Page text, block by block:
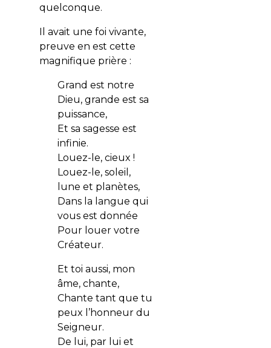
quelconque.
Il avait une foi vivante,
preuve en est cette
magnifique prière :
Grand est notre
Dieu, grande est sa
puissance,
Et sa sagesse est
infinie.
Louez-le, cieux !
Louez-le, soleil,
lune et planètes,
Dans la langue qui
vous est donnée
Pour louer votre
Créateur.
Et toi aussi, mon
âme, chante,
Chante tant que tu
peux l’honneur du
Seigneur.
De lui, par lui et